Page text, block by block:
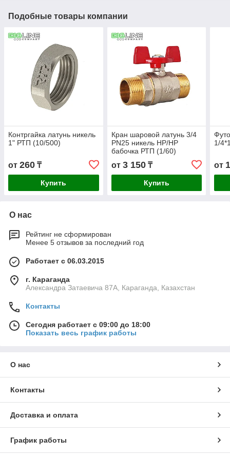
Подобные товары компании
Контргайка латунь никель
1" РТП (10/500)
от 260 ₸
Купить
Кран шаровой латунь 3/4
PN25 никель НР/НР
бабочка РТП (1/60)
от 3 150₸
Купить
1/
от
О нас
Рейтинг не сформирован
Менее 5 отзывов за последний год
Работает с 06.03.2015
г. Караганда
Александра Затаевича 87А, Караганда, Казахстан
Контакты
Сегодня работает с 09:00 до 18:00
Показать весь график работы
О нас
Контакты
Доставка и оплата
График работы